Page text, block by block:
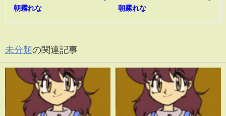
朝霧れな
朝霧れな
未分類の関連記事